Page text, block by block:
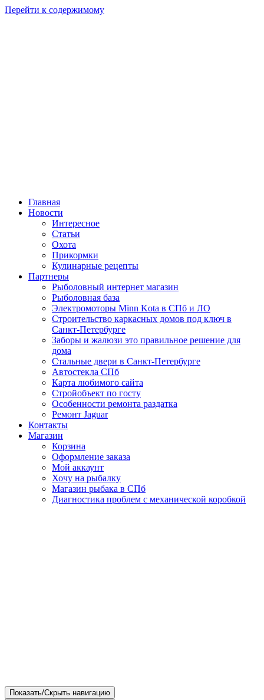
Перейти к содержимому
Главная
Новости
Интересное
Статьи
Охота
Прикормки
Кулинарные рецепты
Партнеры
Рыболовный интернет магазин
Рыболовная база
Электромоторы Minn Kota в СПб и ЛО
Строительство каркасных домов под ключ в
Санкт-Петербурге
Заборы и жалюзи это правильное решение для
дома
Стальные двери в Санкт-Петербурге
Автостекла СПб
Карта любимого сайта
Стройобъект по госту
Особенности ремонта раздатка
Ремонт Jaguar
Контакты
Магазин
Корзина
Оформление заказа
Мой аккаунт
Хочу на рыбалку
Магазин рыбака в СПб
Диагностика проблем с механической коробкой
Показать/Скрыть навигацию